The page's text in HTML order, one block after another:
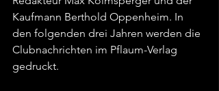
Kaufmann Berthold Oppenheim. In
den folgenden drei Jahren werden die
Clubnachrichten im Pflaum-Verlag
gedruckt.